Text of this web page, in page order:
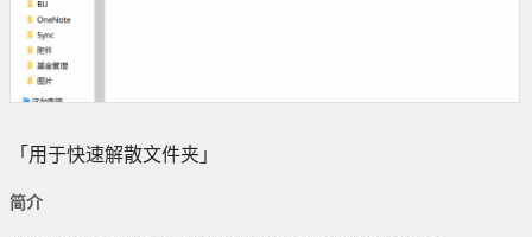
「用于快速解散文件夹」
简介